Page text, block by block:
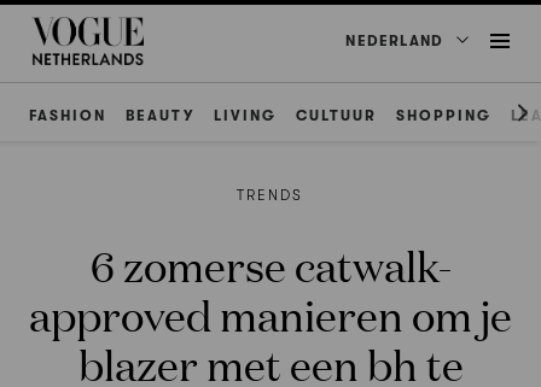
NEDERLAND
FASHION BEAUTY LIVING CULTUUR SHOPPING
TRENDS
6 zomerse catwalk-
approved manieren om je
blazer met een bh te